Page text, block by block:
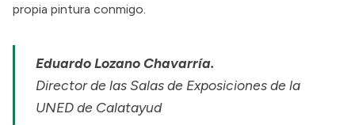
propia pintura conmigo.
Eduardo Lozano Chavarría.
Director de las Salas de Exposiciones de la
UNED de Calatayud